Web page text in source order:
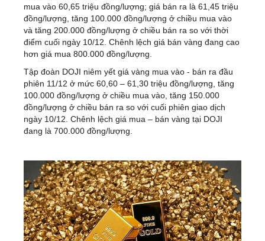
mua vào 60,65 triệu đồng/lượng; giá bán ra là 61,45 triệu
đồng/lượng, tăng 100.000 đồng/lượng ở chiều mua vào
và tăng 200.000 đồng/lượng ở chiều bán ra so với thời
điểm cuối ngày 10/12. Chênh lệch giá bán vàng đang cao
hơn giá mua 800.000 đồng/lượng.
Tập đoàn DOJI niêm yết giá vàng mua vào - bán ra đầu
phiên 11/12 ở mức 60,60 – 61,30 triệu đồng/lượng, tăng
100.000 đồng/lượng ở chiều mua vào, tăng 150.000
đồng/lượng ở chiều bán ra so với cuối phiên giao dịch
ngày 10/12. Chênh lệch giá mua – bán vàng tại DOJI
đang là 700.000 đồng/lượng.